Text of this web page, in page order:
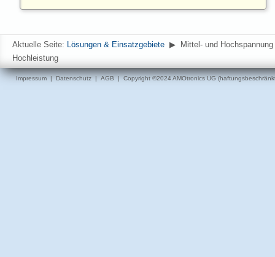
Aktuelle Seite: Lösungen & Einsatzgebiete ▶ Mittel- und
Hochleistung
Impressum|Datenschutz|AGB| Copyright ©2024 AMOtronics UG